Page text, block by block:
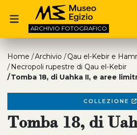
ARCHIVIO FOTOGRAFICO
Home Archivio
Qau el-Kebir e
Necropoli rupestre di Qau el-Kebir
Tomba 18, di Uahka II, e aree
COLLEZIONE
Tomba 18, di